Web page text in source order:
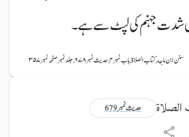
شدت جہنم کی لپٹ سے ہے۔
سنن ابن ماجه, کتاب الصلاة, باب نمبر ۴, حدیث نمبر ۶۷۸, جلد نمبر صفحہ نمبر ۳۵۷
حدیث نمبر 679 الصلاة